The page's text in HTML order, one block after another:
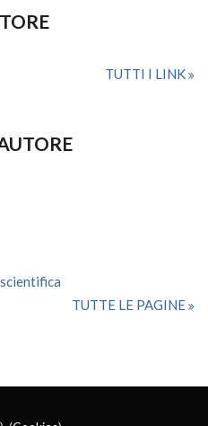
TUTTI I LINK
TUTTE LE PAGINE